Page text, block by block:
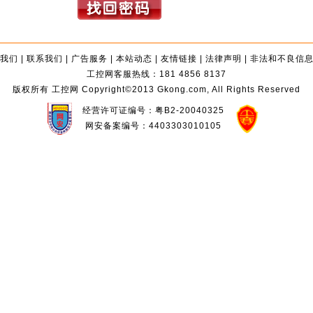
们 | 联系我们 | 广告服务 | 本站动态 | 友情链接 | 法律声明 | 非法和不良信
工控网客服热线：181 4856 8137
版权所有 工控网 Copyright©2013 Gkong.com, All Rights Reserved
经营许可证编号：粤B2-20040325
网安备案编号：4403303010105